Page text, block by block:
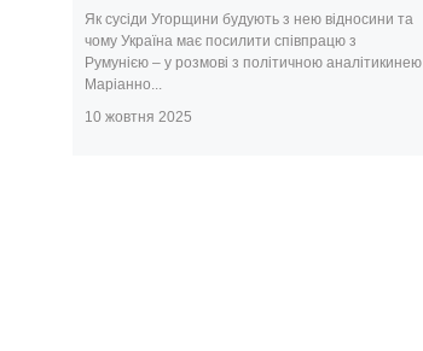
Як сусіди Угорщини будують з нею відносини та
чому Україна має посилити співпрацю з
Румунією – у розмові з політичною аналітикинею
Маріанно...
10 жовтня 2025